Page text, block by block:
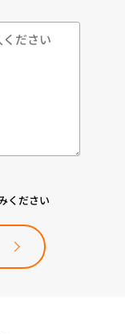
ください